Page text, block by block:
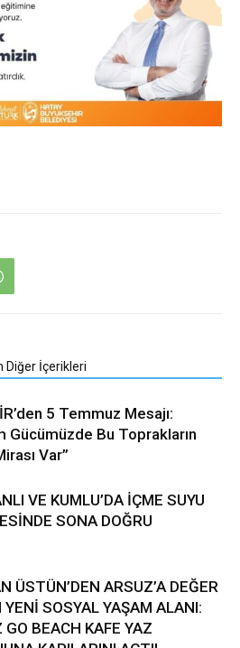
Diğer İçerikleri
5 Temmuz Mesajı:
Gücümüzde Bu Toprakların
Var”
VE KUMLU’DA İÇME SUYU
SONA DOĞRU
ÜSTÜN’DEN ARSUZ’A DEĞER
YENİ SOSYAL YAŞAM ALANI:
GO BEACH KAFE YAZ